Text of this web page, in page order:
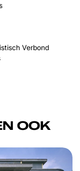
Verbond
OOK